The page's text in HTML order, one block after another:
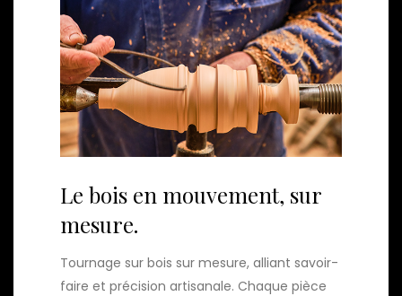
Le bois en mouvement, sur
mesure.
Tournage sur bois sur mesure, alliant savoir-
faire et précision artisanale. Chaque pièce